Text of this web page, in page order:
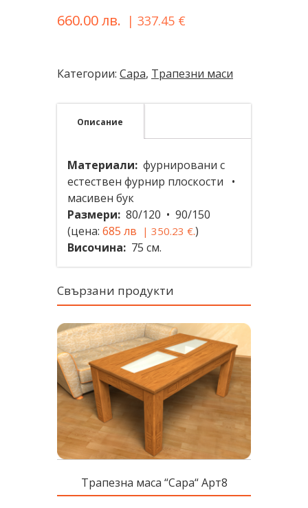
660.00лв. | 337.45 €
Категории: Сара, Трапезни маси
Описание
Материали: фурнировани с
естествен фурнир плоскости •
масивен бук
Размери: 80/120 • 90/150
(цена: 685 лв | 350.23 €.)
Височина: 75 см.
Свързани продукти
Tрапезна масa “Сара“ Арт8